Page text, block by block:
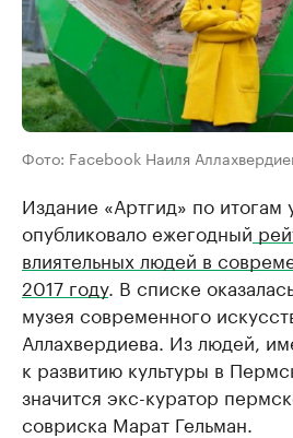
Фото: Facebook Наиля
Издание «Артгид» по итогам
опубликовало ежегодный
влиятельных людей в
2017 году. В списке
музея современного
Аллахвердиева. Из людей,
к развитию культуры в
значится экс-куратор
совриска Марат Гельман.